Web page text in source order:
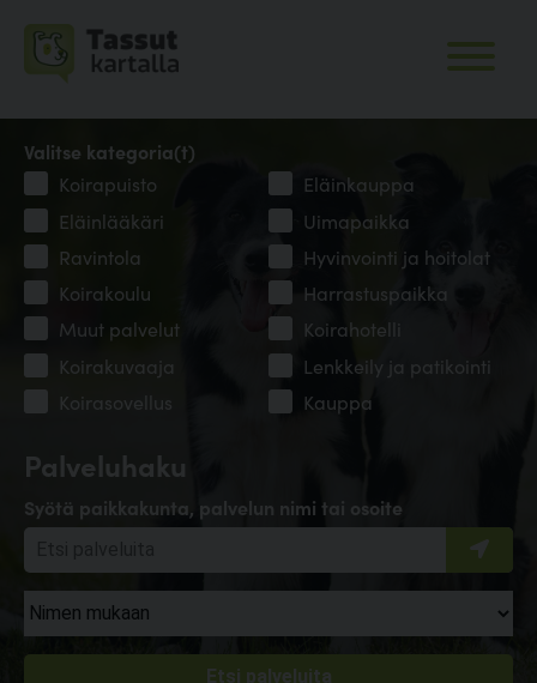
Palveluhaku
Syötä paikkakunta, palvelun nimi tai osoite
Valitse kategoria(t)
Koirapuisto
Eläinkauppa
Eläinlääkäri
Uimapaikka
Ravintola
Hyvinvointi ja hoitolat
Koirakoulu
Harrastuspaikka
Muut palvelut
Koirahotelli
Koirakuvaaja
Lenkkeily ja patikointi
Koirasovellus
Kauppa